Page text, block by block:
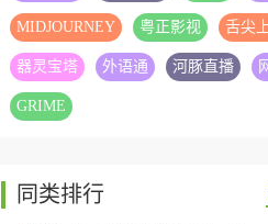
MIDJOURNEY 粤正影视 舌尖
器灵宝塔 外语通 河豚直播
GRIME
同类排行